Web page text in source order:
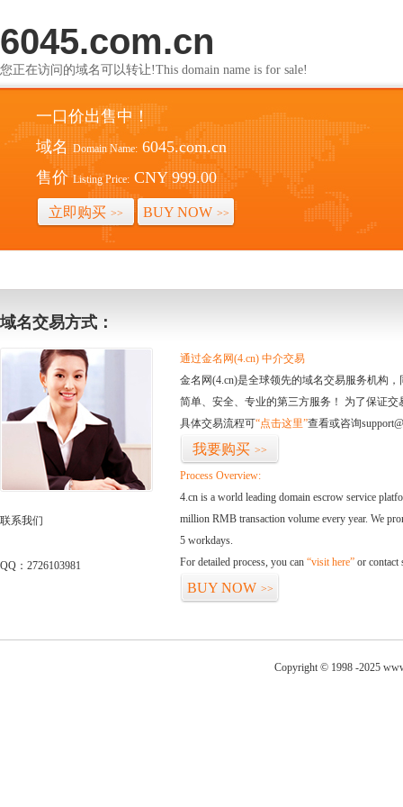
6045.com.cn
您正在访问的域名可以转让!This domain name is for sale!
一口价出售中！
域名 Domain Name: 6045.com.cn
售价 Listing Price: CNY 999.00
立即购买 >> BUY NOW >>
域名交易方式：
联系我们
QQ：2726103981
通过金名网(4.cn) 中介交易
金名网(4.cn)是全球领先的域名交易服务机构
简单、安全、专业的第三方服务！ 为了保证
具体交易流程可“点击这里”查看或咨询
我要购买 >>
Process Overview:
4.cn is a world leading domain escrow service
million RMB transaction volume every year. We
5 workdays.
For detailed process, you can “visit here” or contact
BUY NOW >>
Copyright © 1998 -2025